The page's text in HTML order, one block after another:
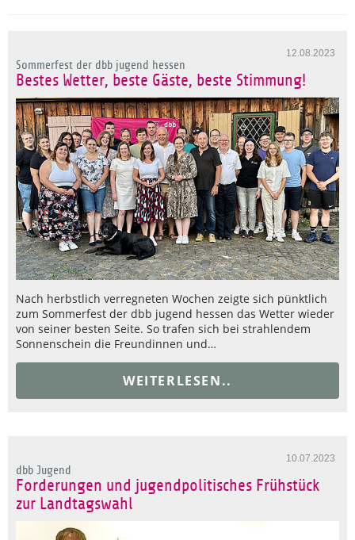
12.08.2023
Sommerfest der dbb jugend hessen
Bestes Wetter, beste Gäste, beste Stimmung!
Nach herbstlich verregneten Wochen zeigte sich pünktlich
zum Sommerfest der dbb jugend hessen das Wetter wieder
von seiner besten Seite. So trafen sich bei strahlendem
Sonnenschein die Freundinnen und…
WEITERLESEN..
10.07.2023
dbb Jugend
Forderungen und jugendpolitisches Frühstück
zur Landtagswahl